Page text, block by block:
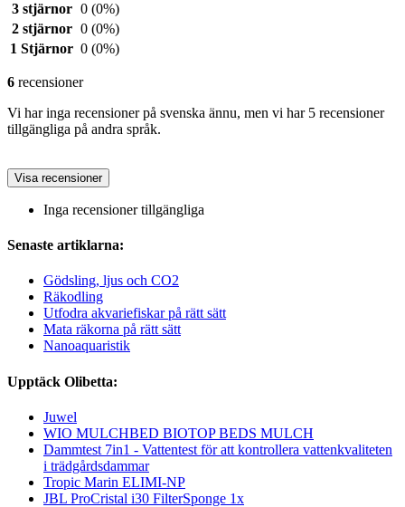
3 stjärnor 0 (0%)
2 stjärnor 0 (0%)
1 Stjärnor 0 (0%)
6 recensioner
Vi har inga recensioner på svenska ännu, men vi har 5 recensioner
tillgängliga på andra språk.
Visa recensioner
Inga recensioner tillgängliga
Senaste artiklarna:
Gödsling, ljus och CO2
Räkodling
Utfodra akvariefiskar på rätt sätt
Mata räkorna på rätt sätt
Nanoaquaristik
Upptäck Olibetta:
Juwel
WIO MULCHBED BIOTOP BEDS MULCH
Dammtest 7in1 - Vattentest för att kontrollera vattenkvaliteten
i trädgårdsdammar
Tropic Marin ELIMI-NP
JBL ProCristal i30 FilterSponge 1x